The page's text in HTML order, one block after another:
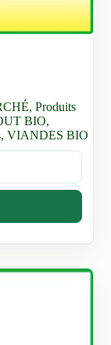
CFA
CFA
,Produits
BIO,
,VIANDES BIO